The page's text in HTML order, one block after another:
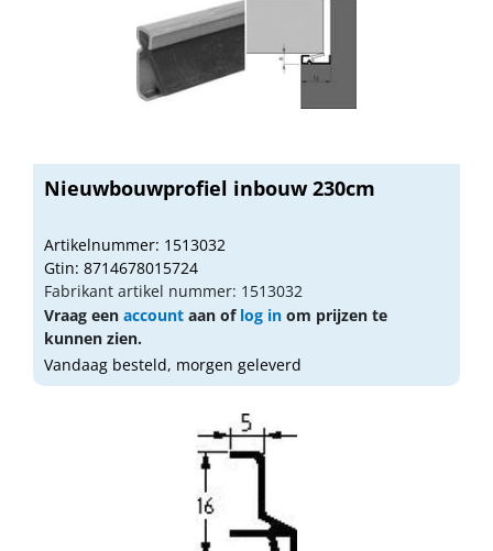
Nieuwbouwprofiel inbouw 230cm
Artikelnummer: 1513032
Gtin: 8714678015724
Fabrikant artikel nummer: 1513032
Vraag een account aan of log in om prijzen te
kunnen zien.
Vandaag besteld, morgen geleverd